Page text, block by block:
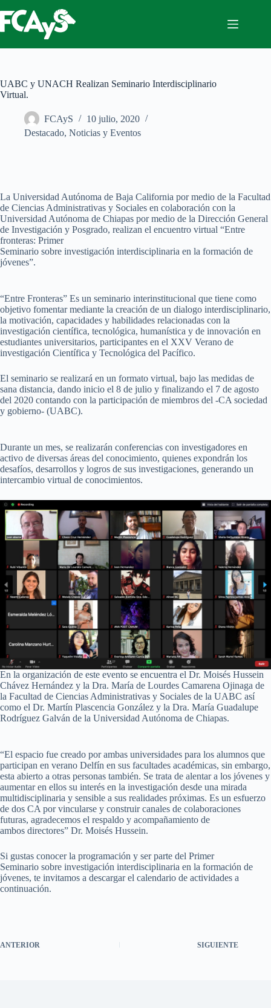
al
contenido
UABC y UNACH Realizan Seminario Interdisciplinario
Virtual.
FCAyS
10 julio, 2020
Destacado, Noticias y Eventos
La Universidad Autónoma de Baja California por medio de la Facultad
de Ciencias Administrativas y Sociales en colaboración con la
Universidad Autónoma de Chiapas por medio de la Dirección General
de Investigación y Posgrado, realizan el encuentro virtual “Entre
fronteras: Primer
Seminario sobre investigación interdisciplinaria en la formación de
jóvenes”.
“Entre Fronteras” Es un seminario interinstitucional que tiene como
objetivo fomentar mediante la creación de un dialogo interdisciplinario,
la motivación, capacidades y habilidades relacionadas con la
investigación científica, tecnológica, humanística y de innovación en
estudiantes universitarios, participantes en el XXV Verano de
investigación Científica y Tecnológica del Pacífico.
El seminario se realizará en un formato virtual, bajo las medidas de
sana distancia, dando inicio el 8 de julio y finalizando el 7 de agosto
del 2020 contando con la participación de miembros del -CA sociedad
y gobierno- (UABC).
Durante un mes, se realizarán conferencias con investigadores en
activo de diversas áreas del conocimiento, quienes expondrán los
desafíos, desarrollos y logros de sus investigaciones, generando un
intercambio virtual de conocimientos.
En la organización de este evento se encuentra el Dr. Moisés Hussein
Chávez Hernández y la Dra. María de Lourdes Camarena Ojinaga de
la Facultad de Ciencias Administrativas y Sociales de la UABC así
como el Dr. Martín Plascencia González y la Dra. María Guadalupe
Rodríguez Galván de la Universidad Autónoma de Chiapas.
“El espacio fue creado por ambas universidades para los alumnos que
participan en verano Delfín en sus facultades académicas, sin embargo,
esta abierto a otras personas también. Se trata de alentar a los jóvenes y
aumentar en ellos su interés en la investigación desde una mirada
multidisciplinaria y sensible a sus realidades próximas. Es un esfuerzo
de dos CA por vincularse y construir canales de colaboraciones
futuras, agradecemos el respaldo y acompañamiento de
ambos directores” Dr. Moisés Hussein.
Si gustas conocer la programación y ser parte del Primer
Seminario sobre investigación interdisciplinaria en la formación de
jóvenes, te invitamos a descargar el calendario de actividades a
continuación.
ANTERIOR SIGUIENTE